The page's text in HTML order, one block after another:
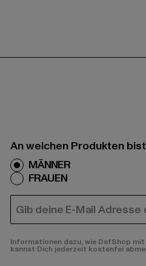
An welchen Produkten
MÄNNER
FRAUEN
E-MAIL
Informationen dazu, wie DefShop
kannst Dich jederzeit kostenfei